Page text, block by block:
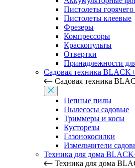
Пистолеты горячего
Пистолеты клеевые
Фрезеры
Компрессоры
Краскопульты
Отвертки
Принадлежности
Садовая техника
Садовая техника
Цепные пилы
Пылесосы садовые
Триммеры и косы
Кусторезы
Газонокосилки
Измельчители
Техника для дома
Техника для дома